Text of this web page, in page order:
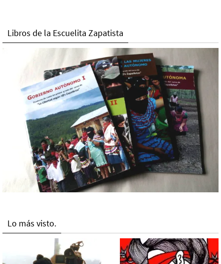
Libros de la Escuelita Zapatista
Lo más visto.